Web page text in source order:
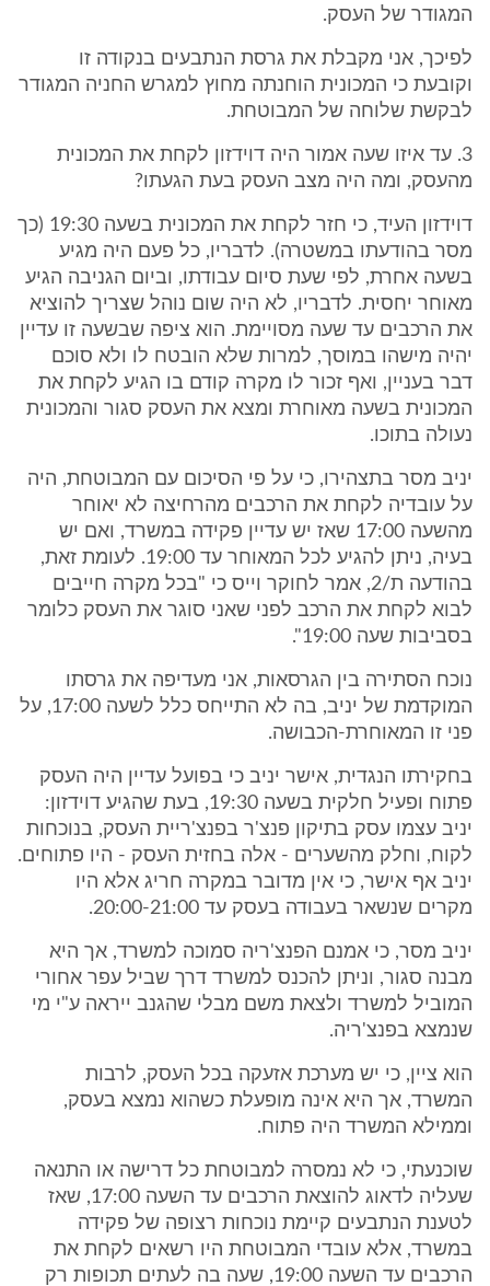
המגודר של העסק.
לפיכך, אני מקבלת את גרסת הנתבעים בנקודה זו
וקובעת כי המכונית הוחנתה מחוץ למגרש החניה המגודר
לבקשת שלוחה של המבוטחת.
3. עד איזו שעה אמור היה דוידזון לקחת את המכונית
מהעסק, ומה היה מצב העסק בעת הגעתו?
דוידזון העיד, כי חזר לקחת את המכונית בשעה 19:30 (כך
מסר בהודעתו במשטרה). לדבריו, כל פעם היה מגיע
בשעה אחרת, לפי שעת סיום עבודתו, וביום הגניבה הגיע
מאוחר יחסית. לדבריו, לא היה שום נוהל שצריך להוציא
את הרכבים עד שעה מסויימת. הוא ציפה שבשעה זו עדיין
יהיה מישהו במוסך, למרות שלא הובטח לו ולא סוכם
דבר בעניין, ואף זכור לו מקרה קודם בו הגיע לקחת את
המכונית בשעה מאוחרת ומצא את העסק סגור והמכונית
נעולה בתוכו.
יניב מסר בתצהירו, כי על פי הסיכום עם המבוטחת, היה
על עובדיה לקחת את הרכבים מהרחיצה לא יאוחר
מהשעה 17:00 שאז יש עדיין פקידה במשרד, ואם יש
בעיה, ניתן להגיע לכל המאוחר עד 19:00. לעומת זאת,
בהודעה ת/2, אמר לחוקר וייס כי "בכל מקרה חייבים
לבוא לקחת את הרכב לפני שאני סוגר את העסק כלומר
בסביבות שעה 19:00".
נוכח הסתירה בין הגרסאות, אני מעדיפה את גרסתו
המוקדמת של יניב, בה לא התייחס כלל לשעה 17:00, על
פני זו המאוחרת-הכבושה.
בחקירתו הנגדית, אישר יניב כי בפועל עדיין היה העסק
פתוח ופעיל חלקית בשעה 19:30, בעת שהגיע דוידזון:
יניב עצמו עסק בתיקון פנצ'ר בפנצ'ריית העסק, בנוכחות
לקוח, וחלק מהשערים - אלה בחזית העסק - היו פתוחים.
יניב אף אישר, כי אין מדובר במקרה חריג אלא היו
מקרים שנשאר בעבודה בעסק עד 20:00-21:00.
יניב מסר, כי אמנם הפנצ'ריה סמוכה למשרד, אך היא
מבנה סגור, וניתן להכנס למשרד דרך שביל עפר אחורי
המוביל למשרד ולצאת משם מבלי שהגנב ייראה ע"י מי
שנמצא בפנצ'ריה.
הוא ציין, כי יש מערכת אזעקה בכל העסק, לרבות
המשרד, אך היא אינה מופעלת כשהוא נמצא בעסק,
וממילא המשרד היה פתוח.
שוכנעתי, כי לא נמסרה למבוטחת כל דרישה או התנאה
שעליה לדאוג להוצאת הרכבים עד השעה 17:00, שאז
לטענת הנתבעים קיימת נוכחות רצופה של פקידה
במשרד, אלא עובדי המבוטחת היו רשאים לקחת את
הרכבים עד השעה 19:00, שעה בה לעתים תכופות רק